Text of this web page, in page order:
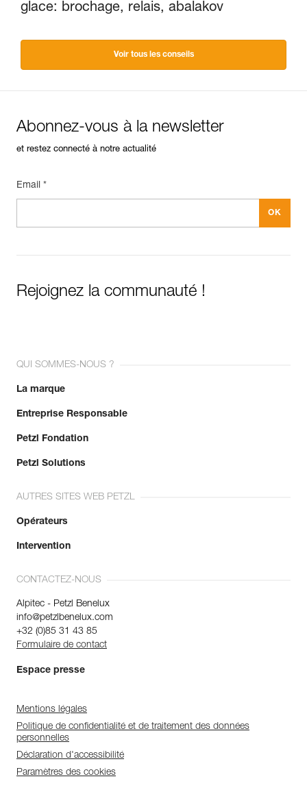
glace: brochage, relais, abalakov
Voir tous les conseils
Abonnez-vous à la newsletter
et restez connecté à notre actualité
Email *
Rejoignez la communauté !
QUI SOMMES-NOUS ?
La marque
Entreprise Responsable
Petzl Fondation
Petzl Solutions
AUTRES SITES WEB PETZL
Opérateurs
Intervention
CONTACTEZ-NOUS
Alpitec - Petzl Benelux
info@petzlbenelux.com
+32 (0)85 31 43 85
Formulaire de contact
Espace presse
Mentions légales
Politique de confidentialité et de traitement des données
personnelles
Déclaration d'accessibilité
Paramètres des cookies